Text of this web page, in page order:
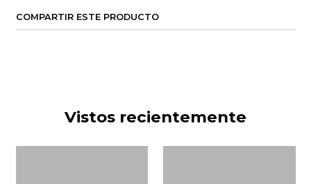
COMPARTIR ESTE PRODUCTO
Vistos recientemente